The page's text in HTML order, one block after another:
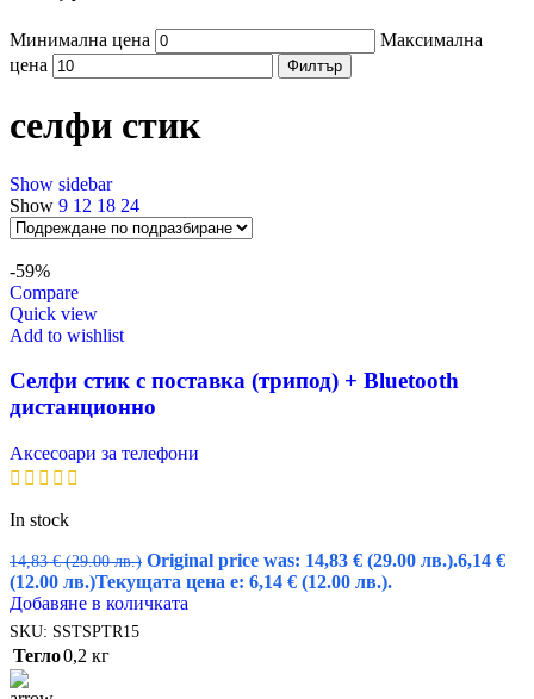
Минимална цена
Максимална
цена
Филтър
селфи стик
Show sidebar
Show 9 12 18 24
-59%
Compare
Quick view
Add to wishlist
Селфи стик с поставка (трипод) + Bluetooth
дистанционно
Аксесоари за телефони
In stock
14,83€ (29.00 лв.) Original price was: 14,83 € (29.00 лв.).6,14 €
(12.00 лв.)Текущата цена е: 6,14 € (12.00 лв.).
Добавяне в количката
SKU: SSTSPTR15
Тегло0,2 кг